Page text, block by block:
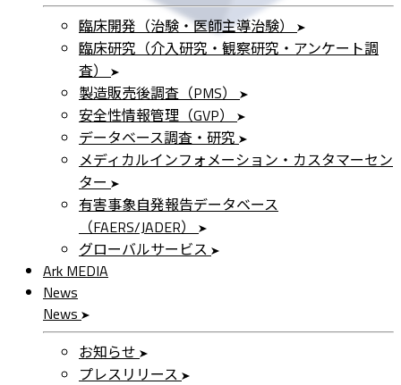
臨床開発（治験・医師主導治験）
臨床研究（介入研究・観察研究・アンケート調
査）
製造販売後調査（PMS）
安全性情報管理（GVP）
データベース調査・研究
メディカルインフォメーション・カスタマーセン
ター
有害事象自発報告データベース
（FAERS/JADER）
グローバルサービス
Ark MEDIA
News
News
お知らせ
プレスリリース